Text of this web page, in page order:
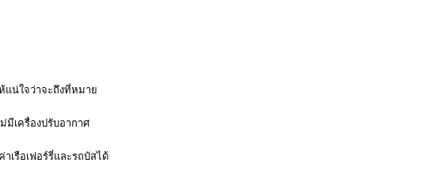
แน่ใจว่าจะถึงที่หมาย
มีเครื่องปรับอากาศ
เรือเฟอร์รี่และรถบัสได้